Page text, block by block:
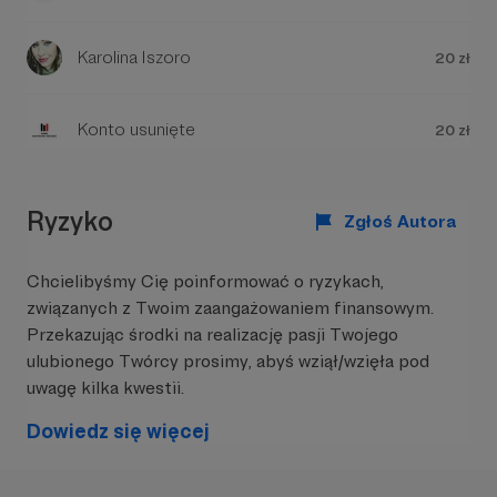
Ty!
Karolina Iszoro 20 zł
Konto usunięte 20 zł
Ryzyko Zgłoś Autora
Chcielibyśmy Cię poinformować o ryzykach,
związanych z Twoim zaangażowaniem finansowym.
Przekazując środki na realizację pasji Twojego
ulubionego Twórcy prosimy, abyś wziął/wzięła pod
uwagę kilka kwestii.
Dowiedz się więcej